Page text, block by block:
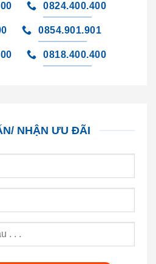
0824.400.400
0854.901.901
0818.400.400
NHẬN ƯU ĐÃI